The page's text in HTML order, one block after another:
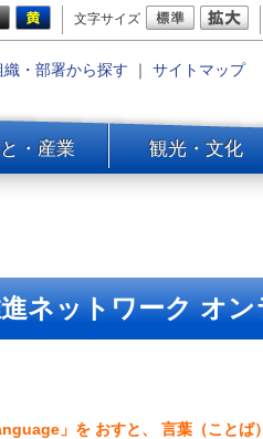
文字サイズ
織・部署から探す ｜ サイトマップ
・産業 観光・文化
ネットワーク オ
」を おすと、 言葉（ことば